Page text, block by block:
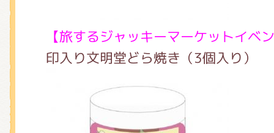
【旅するジャッキーマーケットイベ
印入り文明堂どら焼き（3個入り）